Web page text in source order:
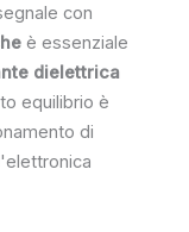
con
è essenziale
dielettrica
equilibrio è
di